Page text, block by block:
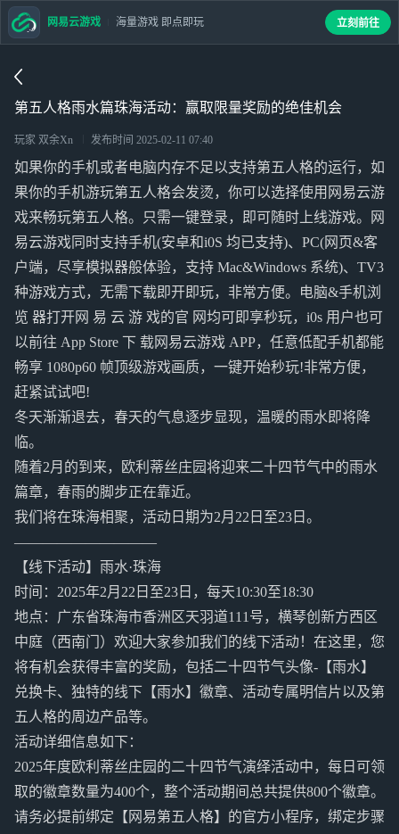
第五人格雨水篇珠海活动：赢取限量奖励的绝佳机会
玩家 双余Xn 发布时间 2025-02-11 07:40
如果你的手机或者电脑内存不足以支持第五人格的运行，如
果你的手机游玩第五人格会发烫，你可以选择使用网易云游
戏来畅玩第五人格。只需一键登录，即可随时上线游戏。网
易云游戏同时支持手机(安卓和i0S 均已支持)、PC(网页&客
户端，尽享模拟器般体验，支持 Mac&Windows 系统)、TV3
种游戏方式，无需下载即开即玩，非常方便。电脑&手机浏
览 器打开网 易 云 游 戏的官 网均可即享秒玩，i0s 用户也可
以前往 App Store 下 载网易云游戏 APP，任意低配手机都能
畅享 1080p60 帧顶级游戏画质，一键开始秒玩!非常方便，
赶紧试试吧!
冬天渐渐退去，春天的气息逐步显现，温暖的雨水即将降
临。
随着2月的到来，欧利蒂丝庄园将迎来二十四节气中的雨水
篇章，春雨的脚步正在靠近。
我们将在珠海相聚，活动日期为2月22日至23日。
——————————
【线下活动】雨水·珠海
时间：2025年2月22日至23日，每天10:30至18:30
地点：广东省珠海市香洲区天羽道111号，横琴创新方西区
中庭（西南门）欢迎大家参加我们的线下活动！在这里，您
将有机会获得丰富的奖励，包括二十四节气头像-【雨水】
兑换卡、独特的线下【雨水】徽章、活动专属明信片以及第
五人格的周边产品等。
活动详细信息如下：
2025年度欧利蒂丝庄园的二十四节气演绎活动中，每日可领
取的徽章数量为400个，整个活动期间总共提供800个徽章。
请务必提前绑定【网易第五人格】的官方小程序，绑定步骤
网易云游戏 海量游戏 即点即玩 立刻前往